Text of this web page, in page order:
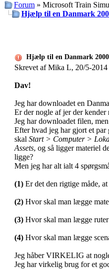
Forum » Microsoft Train
Hjælp til en Danmark
Hjælp til en Danmark
Skrevet af Mika L, 20/5-
Dav!
Jeg har downloadet en
Er der nogle af jer der kender
Jeg har downloadet filen,
Efter hvad jeg har gjort et par
skal Start > Computer >
Assets, og så ligger materiel
ligge?
Men jeg har alt ialt 4
(1) Er det den rigtige måde,
(2) Hvor skal man lægge
(3) Hvor skal man lægge
(4) Hvor skal man lægge
Jeg håber VIRKELIG at
Jeg har virkelig brug for et